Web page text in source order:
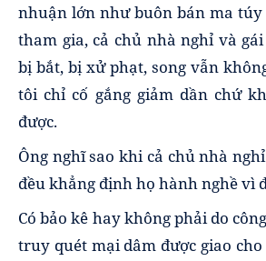
nhuận lớn như buôn bán ma
tham gia, cả chủ nhà nghỉ và
bị bắt, bị xử phạt, song vẫn
tôi chỉ cố gắng giảm dần chứ
được.
Ông nghĩ sao khi cả chủ nhà
đều khẳng định họ hành nghề vì
Có bảo kê hay không phải do
truy quét mại dâm được giao